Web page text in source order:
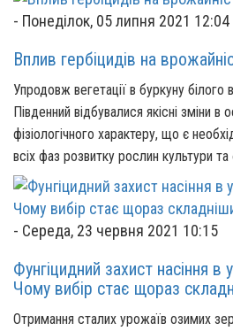
- Понеділок, 05 липня 2021 12:04
Вплив гербіцидів на
Упродовж вегетації в буркуну
Південний відбувалися якісні зміни
фізіологічного характеру, що є
всіх фаз розвитку рослин культури
- Середа, 23 червня 2021 10:15
Фунгіцидний захист насіння в
Чому вибір стає щораз
Отримання сталих урожаїв озимих